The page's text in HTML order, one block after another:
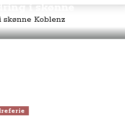
i skønne